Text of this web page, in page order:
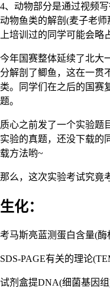
4、动物部分是通过视频
动物鱼类的解剖(麦子老
上培训过的同学可能会略
今年国赛整体延续了北大
分解剖了鲫鱼，这在一贯
类。同学们在之后的国赛
题。
质心之前发了一个实验题
实验的真题，还没下载的
载方法哟~
那么，这次实验考试究竟
生化：
考马斯亮蓝测蛋白含量(酶
SDS-PAGE有关的理论
试剂盒提DNA(细菌基因